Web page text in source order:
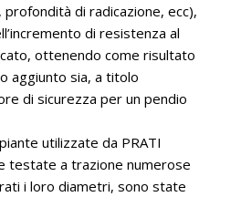
di radicazione, ecc),
di resistenza al
ottenendo come risultato
aggiunto sia, a titolo
di sicurezza per un pendio
utilizzate da PRATI
testate a trazione numerose
i loro diametri, sono state